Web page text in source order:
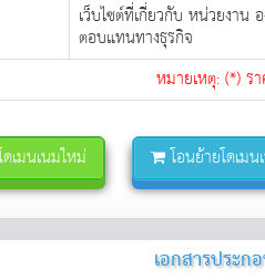
เว็บไซต์ที่เกี่ยวกับ หน่วยงาน
ตอบแทนทางธุรกิจ
หมายเหตุ: (*) ร
เมนเนมใหม่ โอนย้ายโดเมน
เอกสารประก